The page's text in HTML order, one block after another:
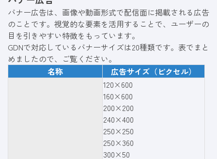
バナー広告は、画像や動画形式で配信面に掲載される広告
のことです。視覚的な要素を活用することで、ユーザーの
目を引きやすい特徴をもっています。
GDNで対応しているバナーサイズは20種類です。表でまと
めましたので、ご覧ください。
名称
広告サイズ（ピクセル）
120×600
160×600
200×200
240×400
250×250
250×360
300×50